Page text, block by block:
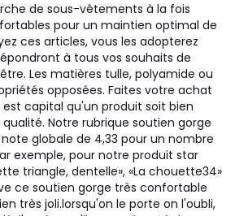
de sous-vêtements à la fois
pour un maintien optimal de
ces articles, vous les adopterez
à tous vos souhaits de
Les matières tulle, polyamide ou
opposées. Faites votre achat
capital qu'un produit soit bien
Notre rubrique soutien gorge
globale de 4,33 pour un nombre
exemple, pour notre produit star
triangle, dentelle», «La chouette34»
ce soutien gorge très confortable
très joli.lorsqu'on le porte on l'oubli,